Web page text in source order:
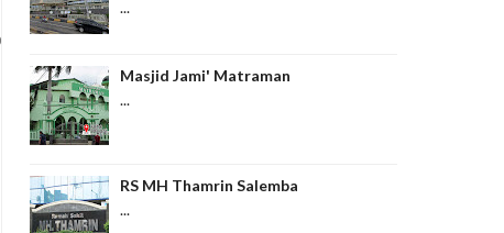
...
Masjid Jami' Matraman
...
RS MH Thamrin Salemba
...